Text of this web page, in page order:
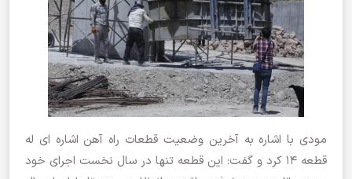
مودی با اشاره به آخرین وضعیت قطعات راه آهن اشاره ای له
قطعه ۱۴ کرد و گفت: این قطعه تنها در سال نخست اجرای خود